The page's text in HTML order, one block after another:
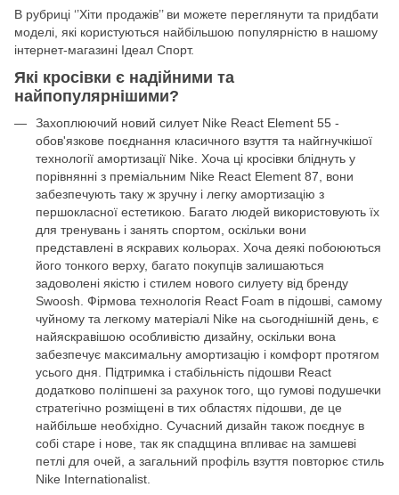
В рубриці ‘’Хіти продажів’’ ви можете переглянути та придбати
моделі, які користуються найбільшою популярністю в нашому
інтернет-магазині Ідеал Спорт.
Які кросівки є надійними та
найпопулярнішими?
Захоплюючий новий силует Nike React Element 55 -
обов'язкове поєднання класичного взуття та найгнучкішої
технології амортизації Nike. Хоча ці кросівки бліднуть у
порівнянні з преміальним Nike React Element 87, вони
забезпечують таку ж зручну і легку амортизацію з
першокласної естетикою. Багато людей використовують їх
для тренувань і занять спортом, оскільки вони
представлені в яскравих кольорах. Хоча деякі побоюються
його тонкого верху, багато покупців залишаються
задоволені якістю і стилем нового силуету від бренду
Swoosh. Фірмова технологія React Foam в підошві, самому
чуйному та легкому матеріалі Nike на сьогоднішній день, є
найяскравішою особливістю дизайну, оскільки вона
забезпечує максимальну амортизацію і комфорт протягом
усього дня. Підтримка і стабільність підошви React
додатково поліпшені за рахунок того, що гумові подушечки
стратегічно розміщені в тих областях підошви, де це
найбільше необхідно. Сучасний дизайн також поєднує в
собі старе і нове, так як спадщина впливає на замшеві
петлі для очей, а загальний профіль взуття повторює стиль
Nike Internationalist.